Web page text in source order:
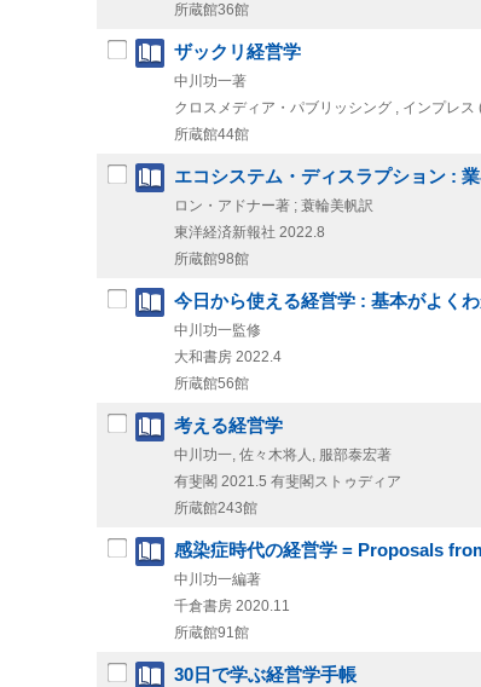
所蔵館36館
ザックリ経営学
中川功一著
クロスメディア・パブリッシング , インプレス
所蔵館44館
エコシステム・ディスラプション :
ロン・アドナー著 ; 蓑輪美帆訳
東洋経済新報社 2022.8
所蔵館98館
今日から使える経営学 : 基本がよく
中川功一監修
大和書房 2022.4
所蔵館56館
考える経営学
中川功一, 佐々木将人, 服部泰宏著
有斐閣 2021.5 有斐閣ストゥディア
所蔵館243館
感染症時代の経営学 = Proposals
中川功一編著
千倉書房 2020.11
所蔵館91館
30日で学ぶ経営学手帳